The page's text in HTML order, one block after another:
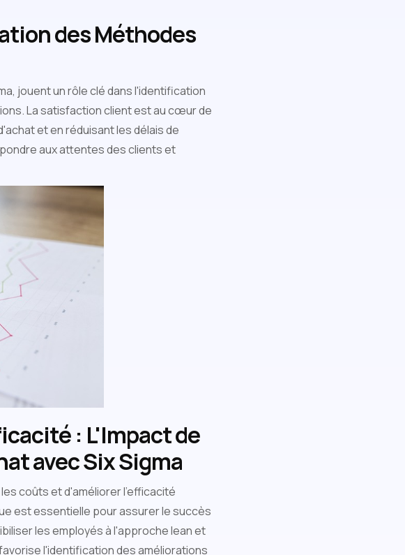
des Méthodes
jouent un rôle clé dans l'identification
La satisfaction client est au cœur de
et en réduisant les délais de
aux attentes des clients et
: L'Impact de
avec Six Sigma
coûts et d'améliorer l'efficacité
est essentielle pour assurer le succès
les employés à l'approche lean et
l'identification des améliorations